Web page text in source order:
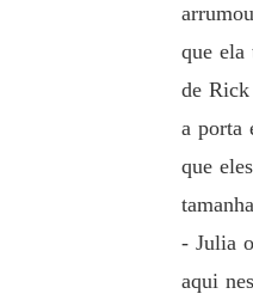
que ela
de
a porta
que
- Julia
aqui